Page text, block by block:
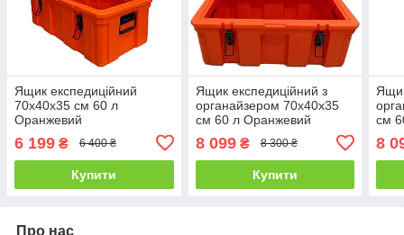
Ящик експедиційний
70х40х35 см 60 л
Оранжевий
6 199 ₴ 6 400 ₴
Купити
Ящик експедиційний з
органайзером 70х40х35
см 60 л Оранжевий
8 099₴ 8 300 ₴
Купити
см
8
Про нас